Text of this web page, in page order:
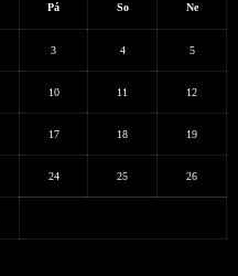
Pá So Ne
3 4 5
10 11 12
17 18 19
24 25 26